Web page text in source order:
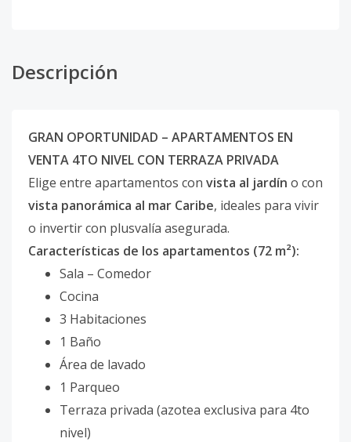
Descripción
GRAN OPORTUNIDAD – APARTAMENTOS EN
VENTA 4TO NIVEL CON TERRAZA PRIVADA
Elige entre apartamentos con vista al jardín o con
vista panorámica al mar Caribe, ideales para vivir
o invertir con plusvalía asegurada.
Características de los apartamentos (72 m²):
Sala – Comedor
Cocina
3 Habitaciones
1 Baño
Área de lavado
1 Parqueo
Terraza privada (azotea exclusiva para 4to
nivel)